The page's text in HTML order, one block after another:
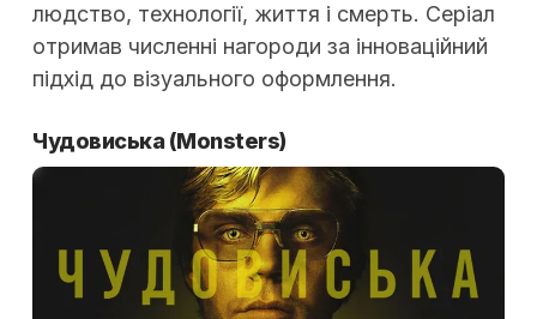
людство, технології, життя і смерть. Серіал
отримав численні нагороди за інноваційний
підхід до візуального оформлення.
Чудовиська(Monsters)